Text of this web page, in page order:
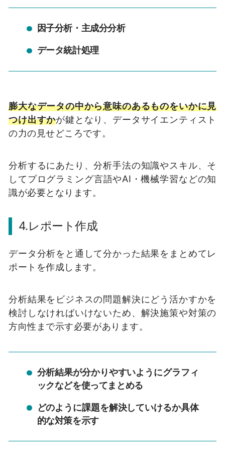
因子分析・主成分分析
データ統計処理
膨大なデータの中から意味のあるものをいかに見
つけ出すかが鍵となり、データサイエンティスト
の力の見せどころです。
分析するにあたり、分析手法の知識やスキル、そ
してプログラミング言語やAI ・機械学習などの知
識が必要となります。
4.レポート作成
データ分析をと通して分かった結果をまとめてレ
ポートを作成します。
分析結果をビジネスの問題解決にどう活かすかを
検討しなければいけないため、解決施策や対策の
方向性まで示す必要があります。
分析結果が分かりやすいようにグラフィ
ックなどを使ってまとめる
どのように課題を解決していけるか具体
的な対策を示す